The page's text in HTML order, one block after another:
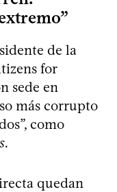
de la
for
sede en
más corrupto
como
.
quedan